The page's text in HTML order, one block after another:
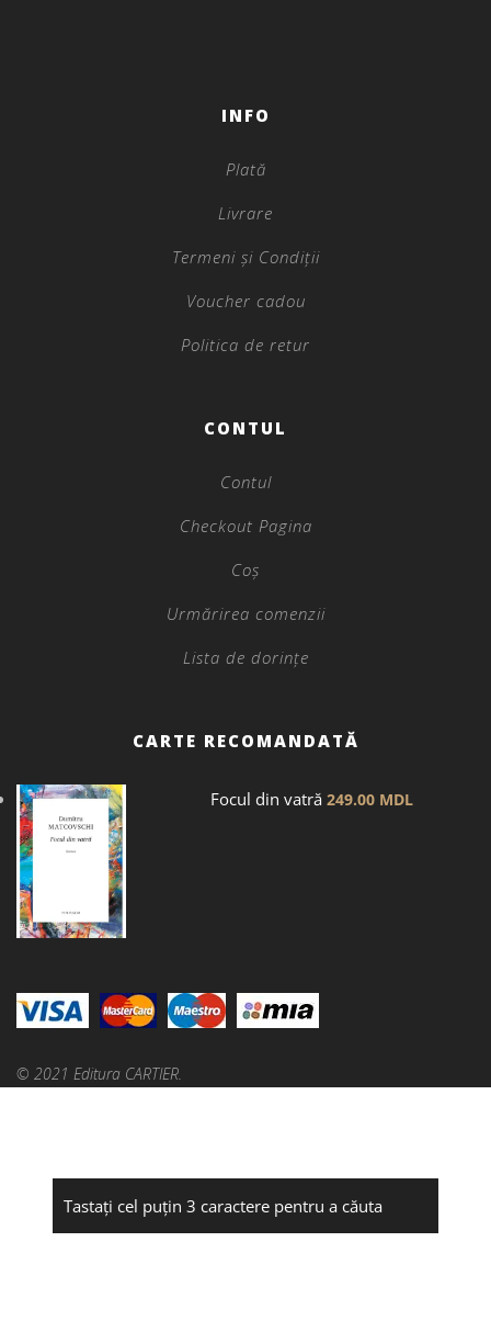
INFO
Plată
Livrare
Termeni și Condiții
Voucher cadou
Politica de retur
CONTUL
Contul
Checkout Pagina
Coș
Urmărirea comenzii
Lista de dorințe
CARTE RECOMANDATĂ
Focul din vatră 249.00 MDL
© 2021 Editura CARTIER.